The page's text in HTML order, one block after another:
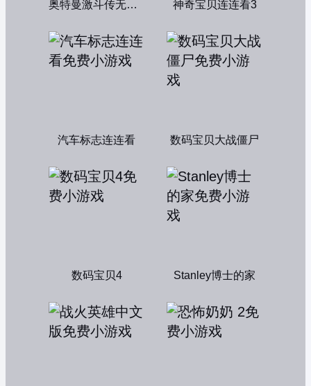
奥特曼激斗传无敌版 神奇宝贝连连看3
汽车标志连连看 数码宝贝大战僵尸
数码宝贝4 Stanley博士的家